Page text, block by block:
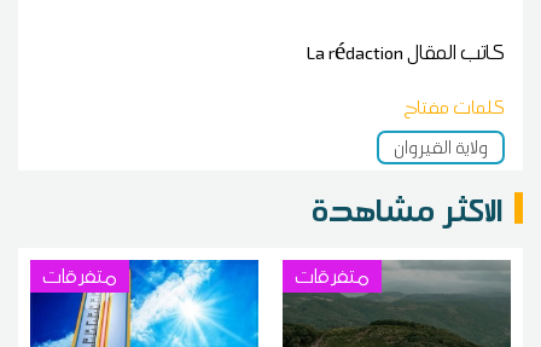
كاتب المقالLa rédaction
كلمات مفتاح
ولاية القيروان
الاكثر مشاهدة
متفرقات متفرقات